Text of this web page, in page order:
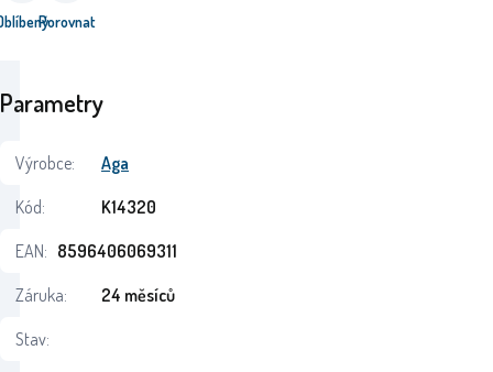
Porovnat
Parametry
Výrobce:
Aga
Kód:
K14320
EAN: 8596406069311
Záruka:
24 měsíců
Stav: